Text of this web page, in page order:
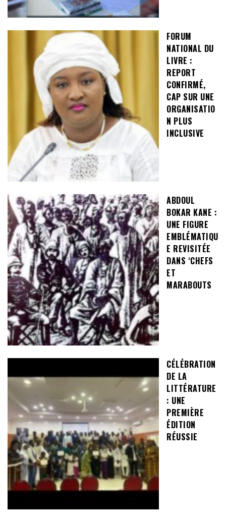
FORUM
NATIONAL DU
LIVRE :
REPORT
CONFIRMÉ,
CAP SUR UNE
ORGANISATIO
N PLUS
INCLUSIVE
ABDOUL
BOKAR KANE :
UNE FIGURE
EMBLÉMATIQU
E REVISITÉE
DANS ‘CHEFS
ET
MARABOUTS
CÉLÉBRATION
DE LA
LITTÉRATURE
: UNE
PREMIÈRE
ÉDITION
RÉUSSIE